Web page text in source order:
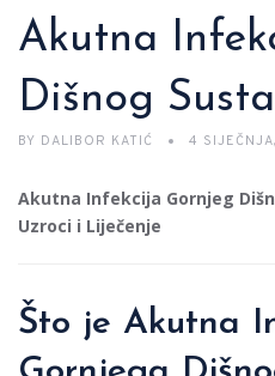
Akutna
Dišnog
BY DALIBOR KATIĆ 4
Akutna Infekcija Gornjeg
Uzroci i Liječenje
Što je Akutna